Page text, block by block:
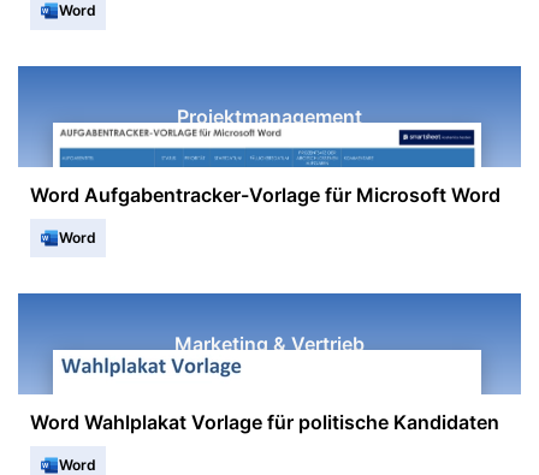
Word
Projektmanagement
Word Aufgabentracker-Vorlage für Microsoft Word
Word
Marketing & Vertrieb
Word Wahlplakat Vorlage für politische Kandidaten
Word